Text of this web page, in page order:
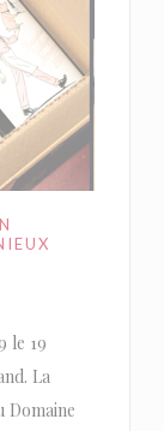
le 19
La
Domaine